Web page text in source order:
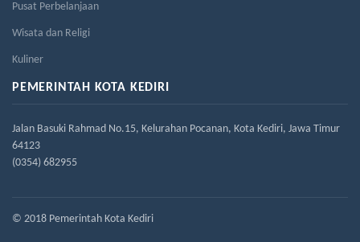
Pusat Perbelanjaan
Wisata dan Religi
Kuliner
PEMERINTAH KOTA KEDIRI
Jalan Basuki Rahmad No.15, Kelurahan Pocanan, Kota Kediri, Jawa Timur
64123
(0354) 682955
© 2018 Pemerintah Kota Kediri